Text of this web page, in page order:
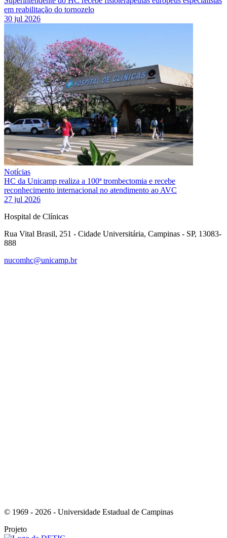
em reabilitação do tornozelo
30 jul 2026
Notícias
HC da Unicamp realiza a 100ª trombectomia e recebe
reconhecimento internacional no atendimento ao AVC
27 jul 2026
Hospital de Clínicas
Rua Vital Brasil, 251 - Cidade Universitária, Campinas - SP, 13083-
888
nucomhc@unicamp.br
© 1969 - 2026 - Universidade Estadual de Campinas
Projeto